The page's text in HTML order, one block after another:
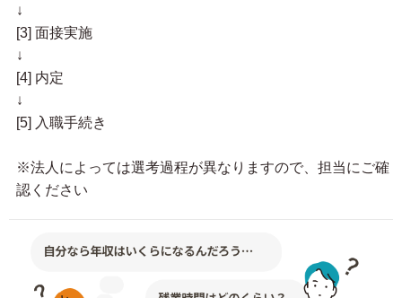
↓
[3] 面接実施
↓
[4] 内定
↓
[5] 入職手続き
※法人によっては選考過程が異なりますので、担当にご確
認ください